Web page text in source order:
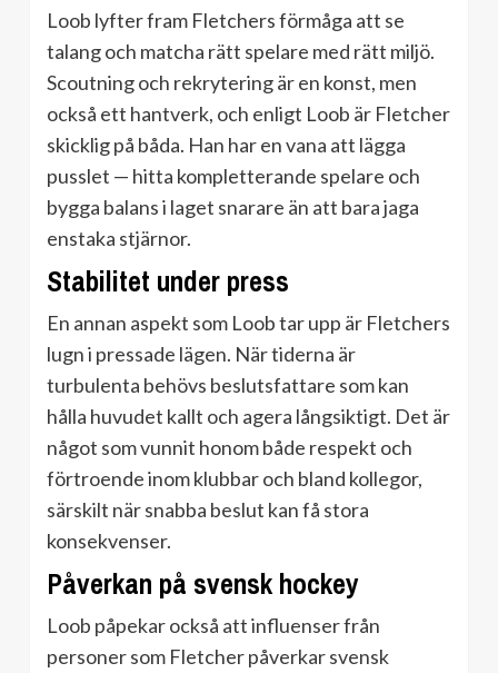
Loob lyfter fram Fletchers förmåga att se
talang och matcha rätt spelare med rätt miljö.
Scoutning och rekrytering är en konst, men
också ett hantverk, och enligt Loob är Fletcher
skicklig på båda. Han har en vana att lägga
pusslet — hitta kompletterande spelare och
bygga balans i laget snarare än att bara jaga
enstaka stjärnor.
Stabilitet under press
En annan aspekt som Loob tar upp är Fletchers
lugn i pressade lägen. När tiderna är
turbulenta behövs beslutsfattare som kan
hålla huvudet kallt och agera långsiktigt. Det är
något som vunnit honom både respekt och
förtroende inom klubbar och bland kollegor,
särskilt när snabba beslut kan få stora
konsekvenser.
Påverkan på svensk hockey
Loob påpekar också att influenser från
personer som Fletcher påverkar svensk